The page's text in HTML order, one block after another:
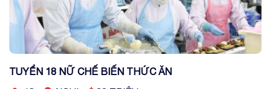
TUYỂN 18 NỮ CHẾ BIẾN THỨC ĂN